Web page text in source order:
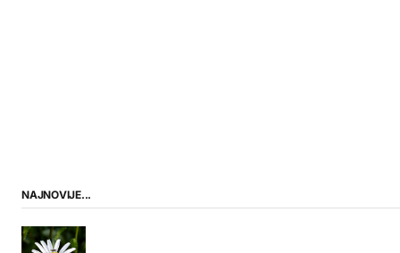
NAJNOVIJE...